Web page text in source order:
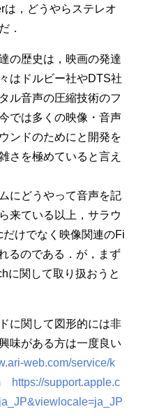
は，どうやらステレオ
．
の歴史は，映画の発達
はドルビー社やDTS社
ル音声の圧縮技術のフ
では多くの映像・音声
ンドのためにと開発を
さを極めていると言え
にどうやって音声を記
来ている以上，サラウ
けでなく映像関連のFi
るのである．が，まず
に関して取り扱おうと
に関して図形的には非
味がある方は一度良い
web.com/service/k
https://support.apple.c